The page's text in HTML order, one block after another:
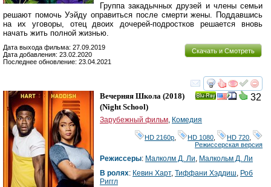
Группа закадычных друзей и члены семьи
решают помочь Уэйду оправиться после смерти жены. Поддавшись
на их уговоры, отец двоих дочерей-подростков решается вновь
начать жить полной жизнью.
Скачать и Смотреть
Дата выхода фильма: 27.09.2019
Дата добавления: 23.02.2020
Последнее обновление: 23.04.2021
смотреть
32
Вечерняя Школа (2018)
(Night School)
Зарубежный фильм, Комедия
HD 2160р HD 1080 HD 720
Режиссерская версия
Режиссеры: Малколм Д. Ли, Малкольм Д. Ли
В ролях: Кевин Харт, Тиффани Хэддиш, Роб
Риггл